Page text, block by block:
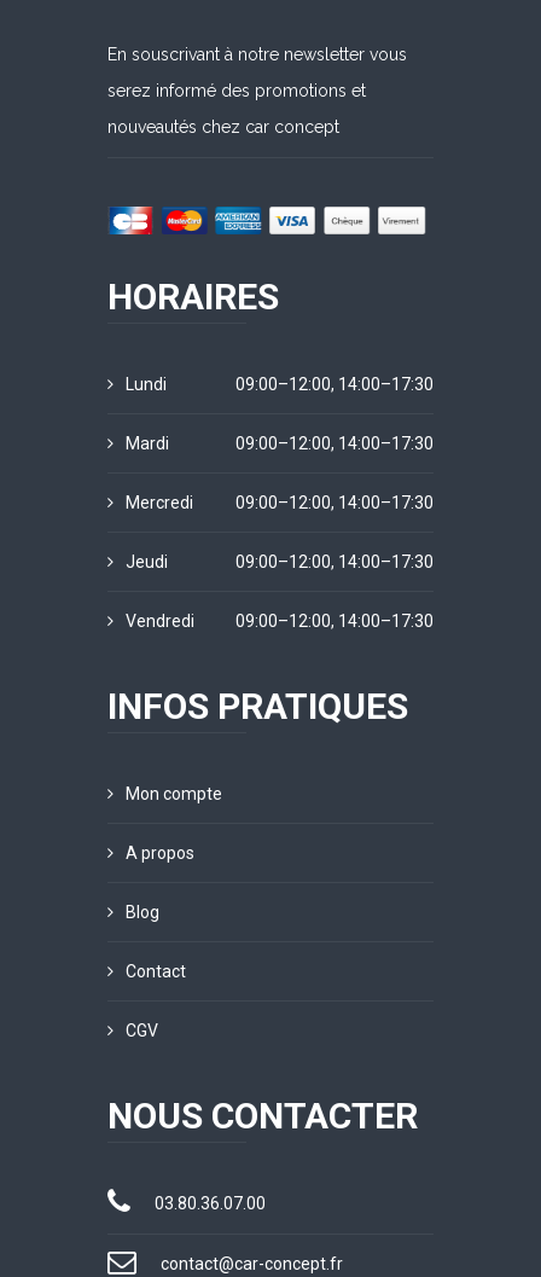
En souscrivant à notre newsletter vous
serez informé des promotions et
nouveautés chez car concept
HORAIRES
Lundi 09:00–12:00, 14:00–17:30
Mardi 09:00–12:00, 14:00–17:30
Mercredi 09:00–12:00, 14:00–17:30
Jeudi 09:00–12:00, 14:00–17:30
Vendredi 09:00–12:00, 14:00–17:30
INFOS PRATIQUES
Mon compte
A propos
Blog
Contact
CGV
NOUS CONTACTER
03.80.36.07.00
contact@car-concept.fr